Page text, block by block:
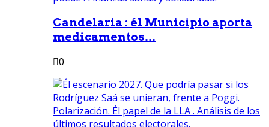
Candelaria : él Municipio aporta
medicamentos...
0